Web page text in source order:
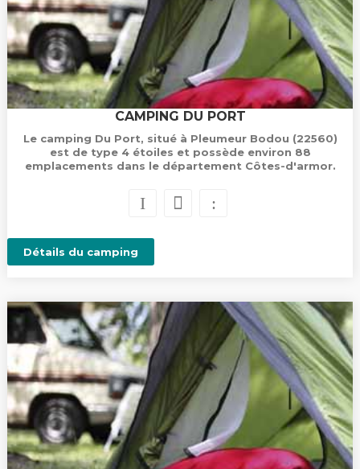
CAMPING DU PORT
Le camping Du Port, situé à Pleumeur Bodou (22560)
est de type 4 étoiles et possède environ 88
emplacements dans le département Côtes-d'armor.
Détails du camping